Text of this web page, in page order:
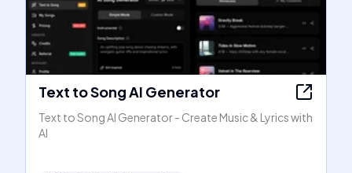
Text to Song AI Generator
Text to Song AI Generator - Create Music & Lyrics with
AI